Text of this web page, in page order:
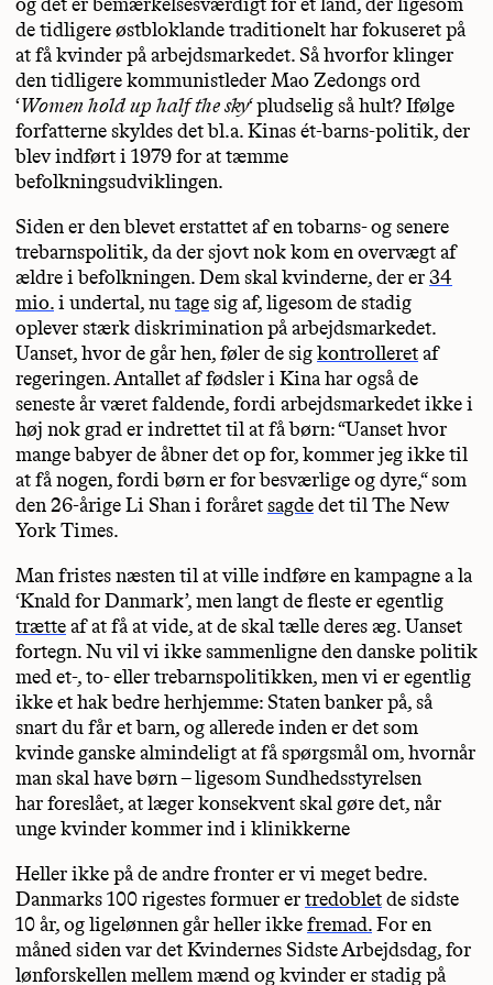
de tidligere østbloklande traditionelt har fokuseret på
at få kvinder på arbejdsmarkedet. Så hvorfor klinger
den tidligere kommunistleder Mao Zedongs ord
‘Women hold up half the sky‘ pludselig så hult? Ifølge
forfatterne skyldes det bl.a. Kinas ét-barns-politik, der
blev indført i 1979 for at tæmme
befolkningsudviklingen.
Siden er den blevet erstattet af en tobarns- og senere
trebarnspolitik, da der sjovt nok kom en overvægt af
ældre i befolkningen. Dem skal kvinderne, der er34
mio.i undertal, nutagesig af, ligesom de stadig
oplever stærk diskrimination på arbejdsmarkedet.
Uanset, hvor de går hen, føler de sigkontrolleretaf
regeringen. Antallet af fødsler i Kina har også de
seneste år været faldende, fordi arbejdsmarkedet ikke i
høj nok grad er indrettet til at få børn: “Uanset hvor
mange babyer de åbner det op for, kommer jeg ikke til
at få nogen, fordi børn er for besværlige og dyre,“ som
den 26-årige Li Shan i foråretsagdedet til The New
York Times.
Man fristes næsten til at ville indføre en kampagne a la
‘Knald for Danmark’, men langt de fleste er egentlig
trætteaf at få at vide, at de skal tælle deres æg. Uanset
fortegn. Nu vil vi ikke sammenligne den danske politik
med et-, to- eller trebarnspolitikken, men vi er egentlig
ikke et hak bedre herhjemme: Staten banker på, så
snart du får et barn, og allerede inden er det som
kvinde ganske almindeligt at få spørgsmål om, hvornår
man skal have børn – ligesom Sundhedsstyrelsen
har foreslået, at læger konsekvent skal gøre det, når
unge kvinder kommer ind i klinikkerne
Heller ikke på de andre fronter er vi meget bedre.
Danmarks 100 rigestes formuer ertredobletde sidste
10 år, og ligelønnen går heller ikkefremad.For en
måned siden var det Kvindernes Sidste Arbejdsdag, for
lønforskellen mellem mænd og kvinder er stadig på